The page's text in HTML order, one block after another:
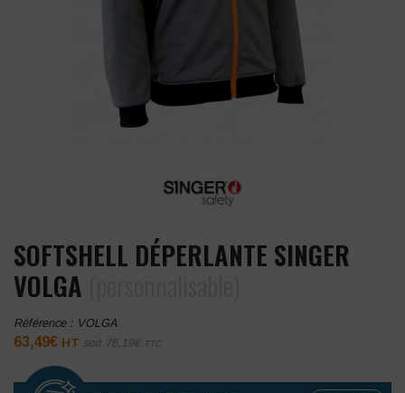
SOFTSHELL DÉPERLANTE SINGER
VOLGA
Référence : VOLGA
63,49€ HT soit 76,19€ TTC